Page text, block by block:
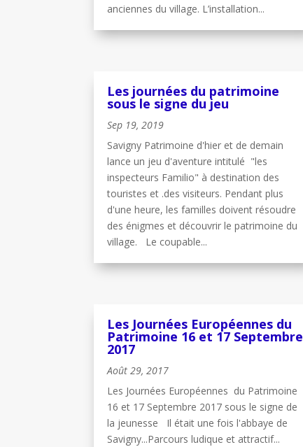
anciennes du village. L’installation...
Les journées du patrimoine
sous le signe du jeu
Sep 19, 2019
Savigny Patrimoine d'hier et de demain
lance un jeu d'aventure intitulé "les
inspecteurs Familio" à destination des
touristes et .des visiteurs. Pendant plus
d'une heure, les familles doivent résoudre
des énigmes et découvrir le patrimoine du
village. Le coupable...
Les Journées Européennes du
Patrimoine 16 et 17 Septembre
2017
Août 29, 2017
Les Journées Européennes du Patrimoine
16 et 17 Septembre 2017 sous le signe de
la jeunesse Il était une fois l'abbaye de
Savigny...Parcours ludique et attractif...